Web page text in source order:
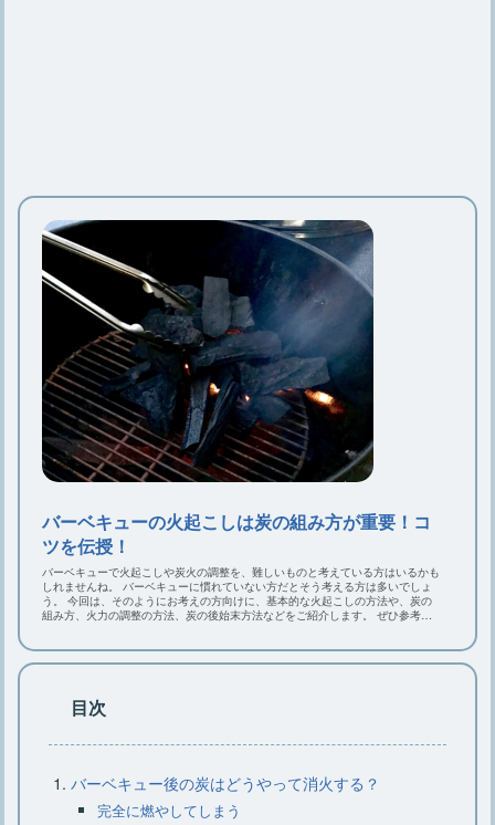
【コールマンのジェネレーター】仕組
みや交換時期、分解について
【小型クーラーボックス】種類や素
材、選び方、おすすめ15選
キャンプに枕は必要？キャンプにおす
すめなニトリの枕
大型クーラーボックスはこれでキマ
リ・選び方のコツとおすすめ7選
バーベキューの火起こしは炭の組み方が重要！コ
ツを伝授！
バーベキューで火起こしや炭火の調整を、難しいものと考えている方はいるかも
しれませんね。 バーベキューに慣れていない方だとそう考える方は多いでしょ
う。 今回は、そのようにお考えの方向けに、基本的な火起こしの方法や、炭の
組み方、火力の調整の方法、炭の後始末方法などをご紹介します。 ぜひ参考に
目次
バーベキュー後の炭はどうやって消火する？
完全に燃やしてしまう